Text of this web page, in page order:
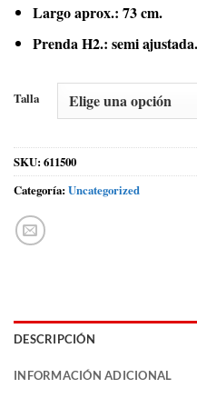
Largo aprox.: 73 cm.
Prenda H2.: semi ajustada.
Talla
SKU: 611500
Categoría: Uncategorized
DESCRIPCIÓN
INFORMACIÓN ADICIONAL